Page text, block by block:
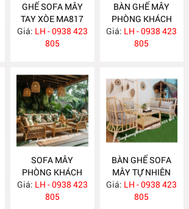
GHẾ SOFA MÂY
TAY XÒE MA817
Giá: LH - 0938 423
805
BÀN GHẾ MÂY
PHÒNG KHÁCH
NHỎ GỌN MA814
Giá: LH - 0938 423
805
SOFA MÂY
PHÒNG KHÁCH
MA812
Giá: LH - 0938 423
805
BÀN GHẾ SOFA
MÂY TỰ NHIÊN
PHÒNG KHÁCH
MA811
Giá: LH - 0938 423
805